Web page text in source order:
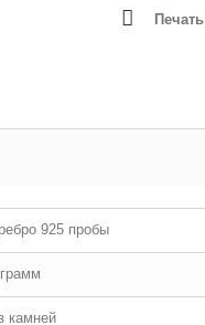
Печать
925 пробы
камней